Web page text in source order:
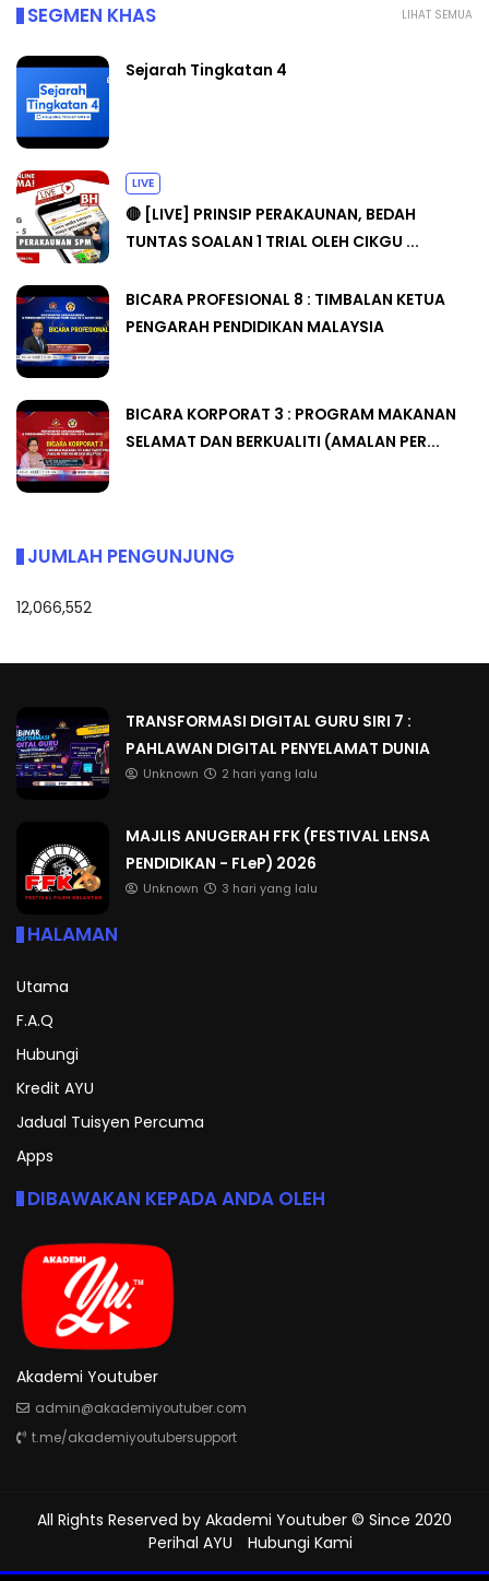
LIHAT SEMUA
SEGMEN KHAS
Sejarah Tingkatan 4
LIVE
🔴 [LIVE] PRINSIP PERAKAUNAN, BEDAH
TUNTAS SOALAN 1 TRIAL OLEH CIKGU ...
BICARA PROFESIONAL 8 : TIMBALAN KETUA
PENGARAH PENDIDIKAN MALAYSIA
BICARA KORPORAT 3 : PROGRAM MAKANAN
SELAMAT DAN BERKUALITI (AMALAN PER...
JUMLAH PENGUNJUNG
12,066,552
TRANSFORMASI DIGITAL GURU SIRI 7 :
PAHLAWAN DIGITAL PENYELAMAT DUNIA
Unknown 2 hari yang lalu
MAJLIS ANUGERAH FFK (FESTIVAL LENSA
PENDIDIKAN - FLeP) 2026
Unknown 3 hari yang lalu
HALAMAN
Utama
F.A.Q
Hubungi
Kredit AYU
Jadual Tuisyen Percuma
Apps
DIBAWAKAN KEPADA ANDA OLEH
Akademi Youtuber
admin@akademiyoutuber.com
t.me/akademiyoutubersupport
All Rights Reserved by Akademi Youtuber © Since 2020
Perihal AYU
Hubungi Kami